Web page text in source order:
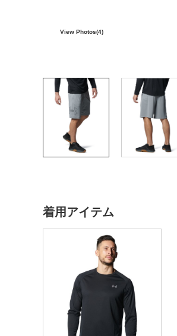
View Photos(4)
着用アイテム